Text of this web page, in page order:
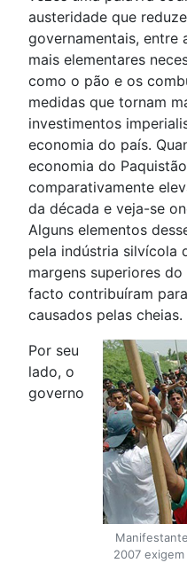
austeridade que
governamentais, entre
mais elementares
como o pão e os
medidas que tornam
investimentos
economia do país.
economia do
comparativamente
da década e veja-se
Alguns elementos
pela indústria silvícola
margens superiores
facto contribuíram
causados pelas cheias.
2007
Por seu
lado, o
governo